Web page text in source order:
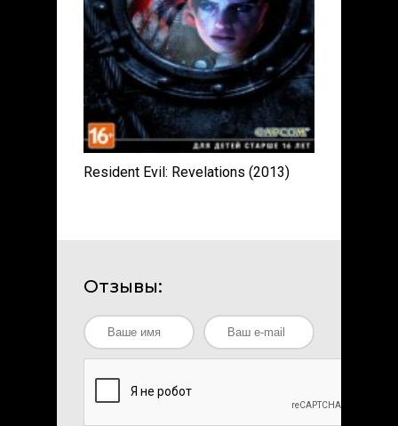
Resident Evil: Revelations (2013)
Отзывы: